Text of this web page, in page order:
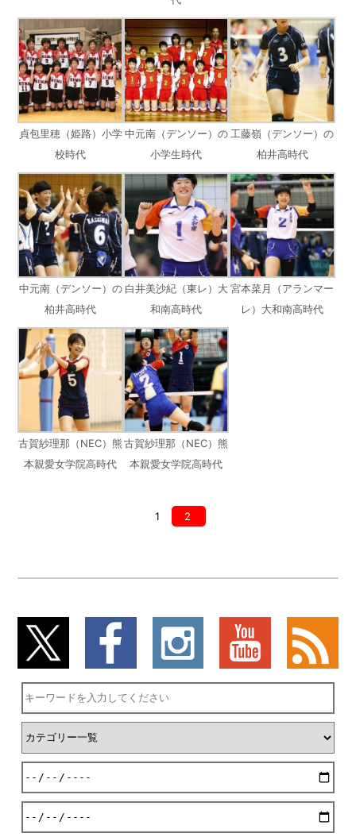
貞包里穂（姫路）小学
校時代
中元南（デンソー）の
小学生時代
工藤嶺（デンソー）の
柏井高時代
中元南（デンソー）の
柏井高時代
白井美沙紀（東レ）大
和南高時代
宮本菜月（アランマー
レ）大和南高時代
古賀紗理那（NEC）熊
本親愛女学院高時代
古賀紗理那（NEC）熊
本親愛女学院高時代
1 2